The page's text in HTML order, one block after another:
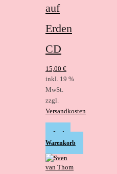
auf
Erden
CD
15,00 €
inkl. 19 %
MwSt.
zzgl.
Versandkosten
In den
Warenkorb